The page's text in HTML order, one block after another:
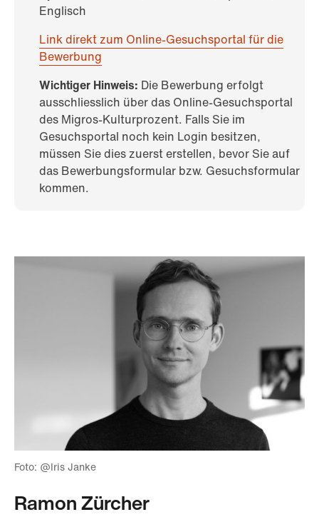
Englisch
Link direkt zum Online-Gesuchsportal für die
Bewerbung
Wichtiger Hinweis: Die Bewerbung erfolgt
ausschliesslich über das Online-Gesuchsportal
des Migros-Kulturprozent. Falls Sie im
Gesuchsportal noch kein Login besitzen,
müssen Sie dies zuerst erstellen, bevor Sie auf
das Bewerbungsformular bzw. Gesuchsformular
kommen.
Foto: @Iris Janke
Ramon Zürcher